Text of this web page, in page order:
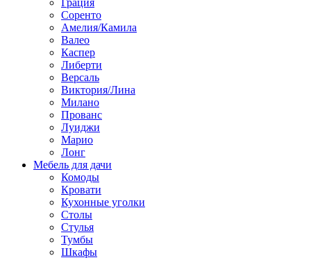
Грация
Соренто
Амелия/Камила
Валео
Каспер
Либерти
Версаль
Виктория/Лина
Милано
Прованс
Луиджи
Марио
Лонг
Мебель для дачи
Комоды
Кровати
Кухонные уголки
Столы
Стулья
Тумбы
Шкафы